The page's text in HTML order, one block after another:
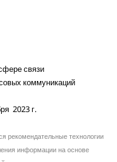
связи
коммуникаций
2023 г.
рекомендательные технологии
информации на основе